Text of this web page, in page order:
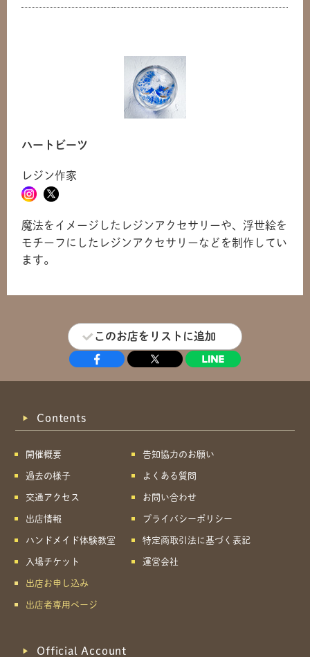
ハートビーツ
レジン作家
魔法をイメージしたレジンアクセサリーや、浮世絵を
モチーフにしたレジンアクセサリーなどを制作してい
ます。
このお店をリストに追加
Contents
開催概要
過去の様子
交通アクセス
出店情報
ハンドメイド体験教室
入場チケット
出店お申し込み
出店者専用ページ
告知協力のお願い
よくある質問
お問い合わせ
プライバシーポリシー
特定商取引法に基づく表記
運営会社
Official Account